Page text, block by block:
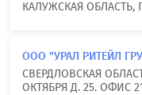
КАЛУЖСКАЯ ОБЛАСТЬ,
ООО "УРАЛ РИТЕЙЛ
СВЕРДЛОВСКАЯ
ОКТЯБРЯ Д. 25. ОФИС